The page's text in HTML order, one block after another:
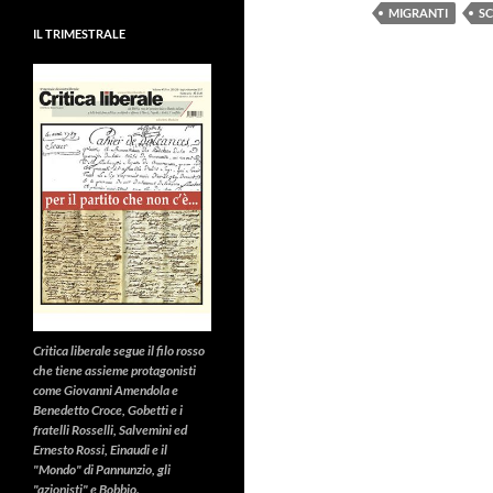
MIGRANTI
IL TRIMESTRALE
Critica liberalesegue il filo rosso
che tiene assieme protagonisti
come Giovanni Amendola e
Benedetto Croce, Gobetti e i
fratelli Rosselli, Salvemini ed
Ernesto Rossi, Einaudi e il
"Mondo" di Pannunzio, gli
"azionisti" e Bobbio.